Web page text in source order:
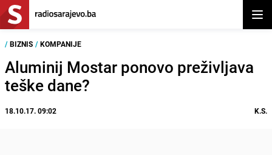
/ BIZNIS / KOMPANIJE
Aluminij Mostar ponovo preživljava
teške dane?
18.10.17. 09:02 K.S.